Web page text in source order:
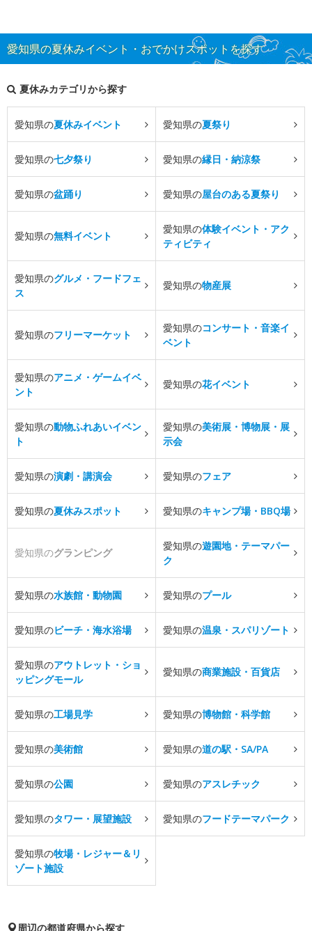
愛知県の夏休みイベント・おでかけスポットを探す
夏休みカテゴリから探す
愛知県の夏休みイベント 愛知県の夏祭り
愛知県の七夕祭り 愛知県の縁日・納涼祭
愛知県の盆踊り 愛知県の屋台のある夏祭り
愛知県の無料イベント
愛知県の体験イベント・アク
ティビティ
愛知県のグルメ・フードフェ
ス
愛知県の物産展
愛知県のフリーマーケット
愛知県のコンサート・音楽イ
ベント
愛知県のアニメ・ゲームイベ
ント
愛知県の花イベント
愛知県の動物ふれあいイベン
ト
愛知県の美術展・博物展・展
示会
愛知県の演劇・講演会 愛知県のフェア
愛知県の夏休みスポット 愛知県のキャンプ場・BBQ場
愛知県のグランピング
愛知県の遊園地・テーマパー
ク
愛知県の水族館・動物園 愛知県のプール
愛知県のビーチ・海水浴場 愛知県の温泉・スパリゾート
愛知県のアウトレット・ショ
ッピングモール
愛知県の商業施設・百貨店
愛知県の工場見学 愛知県の博物館・科学館
愛知県の美術館 愛知県の道の駅・SA/PA
愛知県の公園 愛知県のアスレチック
愛知県のタワー・展望施設 愛知県のフードテーマパーク
愛知県の牧場・レジャー＆リ
ゾート施設
周辺の都道府県から探す